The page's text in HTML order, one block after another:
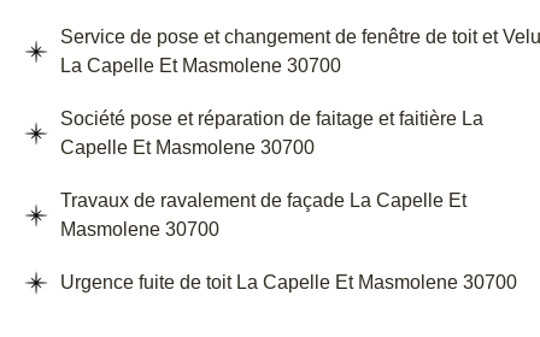
Service de pose et changement de fenêtre de toit et
La Capelle Et Masmolene 30700
Société pose et réparation de faitage et faitière La
Capelle Et Masmolene 30700
Travaux de ravalement de façade La Capelle Et
Masmolene 30700
Urgence fuite de toit La Capelle Et Masmolene 30700